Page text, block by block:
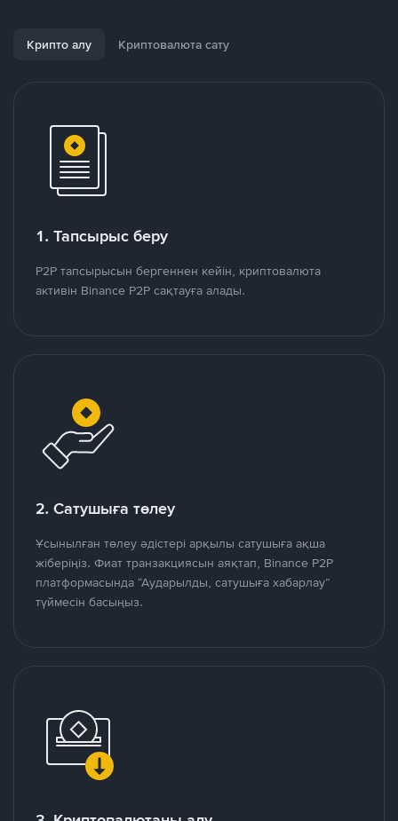
Крипто алу Криптовалюта сату
1. Тапсырыс беру
P2P тапсырысын бергеннен кейін, криптовалюта
активін Binance P2P сақтауға алады.
2. Сатушыға төлеу
Ұсынылған төлеу әдістері арқылы сатушыға ақша
жіберіңіз. Фиат транзакциясын аяқтап, Binance P2P
платформасында “Аударылды, сатушыға хабарлау”
түймесін басыңыз.